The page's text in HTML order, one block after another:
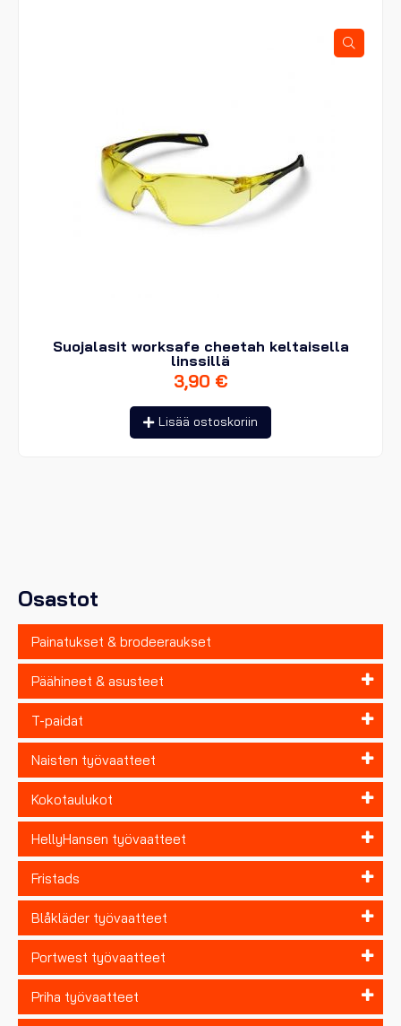
Osastot
Painatukset & brodeeraukset
Päähineet & asusteet
T-paidat
Naisten työvaatteet
Kokotaulukot
HellyHansen työvaatteet
Fristads
Blåkläder työvaatteet
Portwest työvaatteet
Priha työvaatteet
Suojalasit worksafe cheetah keltaisella
linssillä
3,90 €
Lisää ostoskoriin